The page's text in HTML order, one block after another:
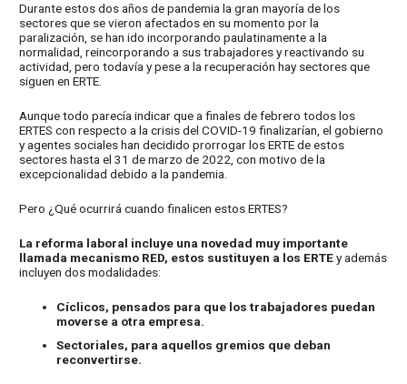
Durante estos dos años de pandemia la gran mayoría de los
sectores que se vieron afectados en su momento por la
paralización, se han ido incorporando paulatinamente a la
normalidad, reincorporando a sus trabajadores y reactivando su
actividad, pero todavía y pese a la recuperación hay sectores que
siguen en ERTE.
Aunque todo parecía indicar que a finales de febrero todos los
ERTES con respecto a la crisis del COVID-19 finalizarían, el gobierno
y agentes sociales han decidido prorrogar los ERTE de estos
sectores hasta el 31 de marzo de 2022, con motivo de la
excepcionalidad debido a la pandemia.
Pero ¿Qué ocurrirá cuando finalicen estos ERTES?
La reforma laboral incluye una novedad muy importante
llamada mecanismo RED, estos sustituyen a los ERTEy además
incluyen dos modalidades:
Cíclicos, pensados para que los trabajadores puedan
moverse a otra empresa.
Sectoriales, para aquellos gremios que deban
reconvertirse.